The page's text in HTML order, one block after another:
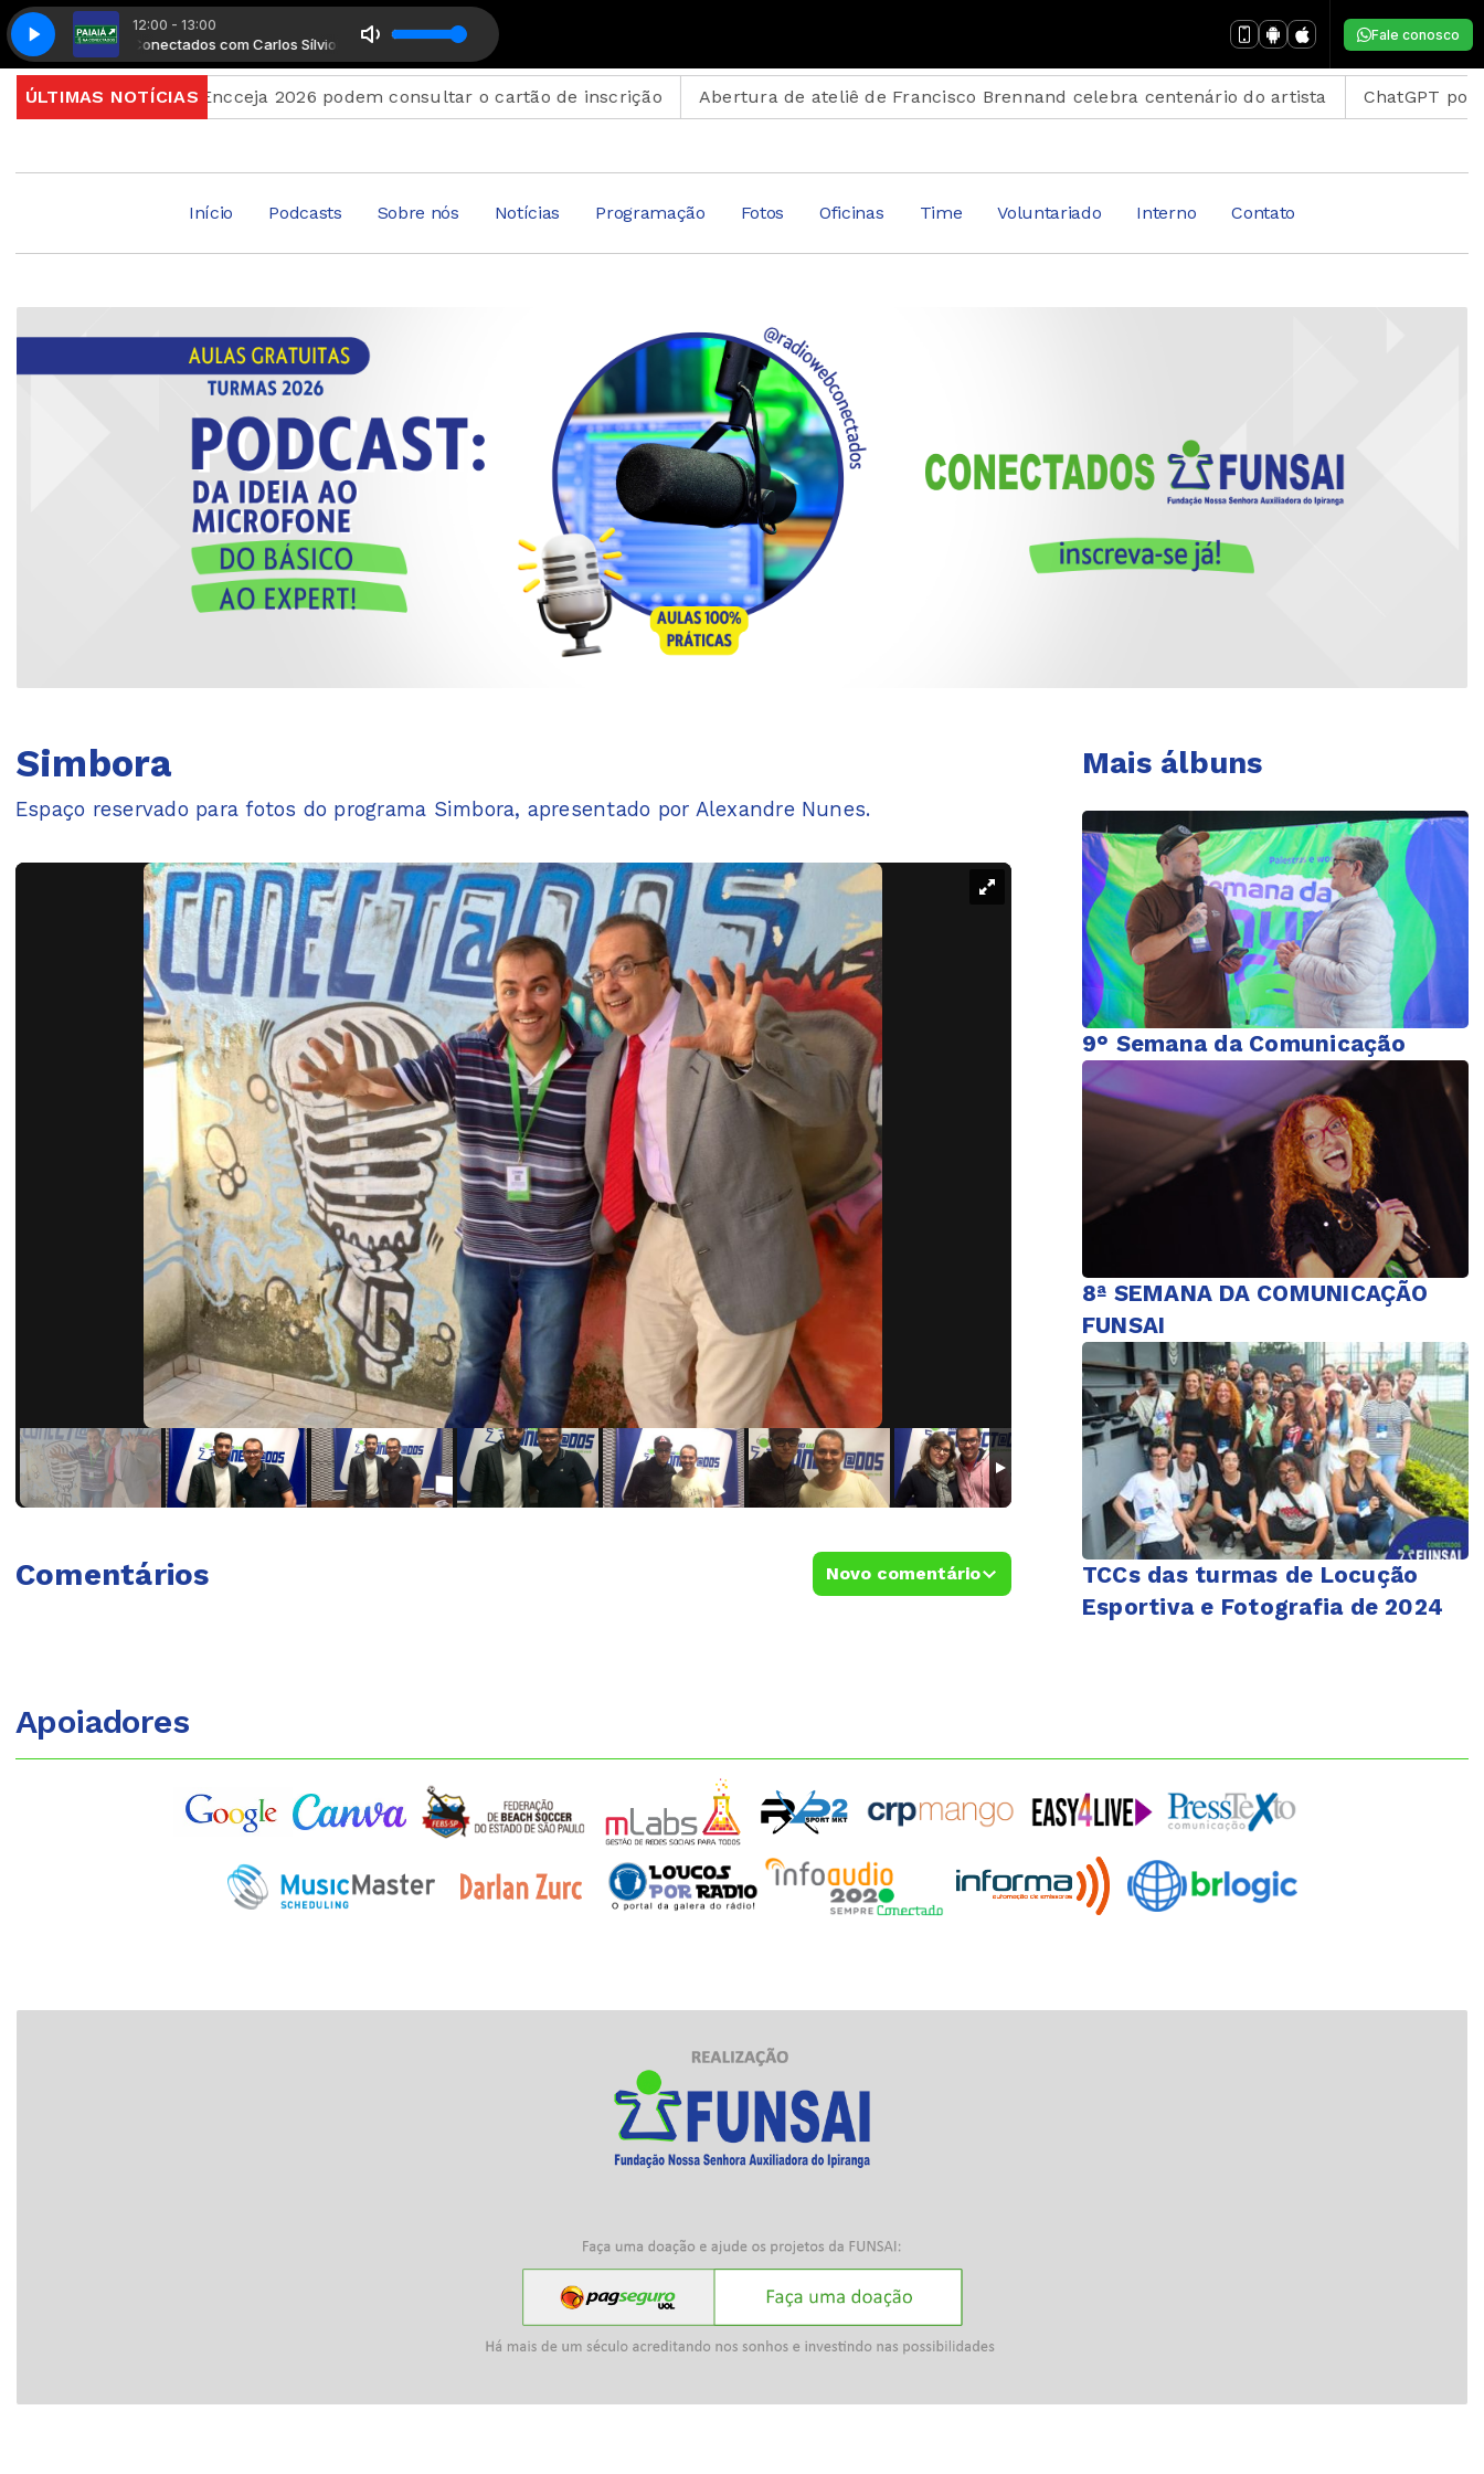
12:00 - 13:00
Paiaiá na Conectados com Carlos SílvioPaiaiá na Conectados com Carlos Sílvio
Fale conosco
ÚLTIMAS NOTÍCIAS
do Encceja 2026 podem consultar o cartão de inscrição Abertura de ateliê de Francisco Brennand celebra centenário do artista ChatGPT pode
Início Podcasts Sobre nós Notícias Programação Fotos Oficinas Time Voluntariado Interno Contato
Simbora
Espaço reservado para fotos do programa Simbora, apresentado por Alexandre Nunes.
Mais álbuns
9° Semana da Comunicação
8ª SEMANA DA COMUNICAÇÃO
FUNSAI
TCCs das turmas de Locução
Esportiva e Fotografia de 2024
Comentários Novo comentário
Apoiadores